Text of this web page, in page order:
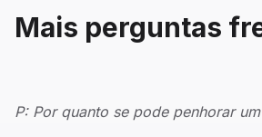
Mais perguntas
P: Por quanto se pode penhorar